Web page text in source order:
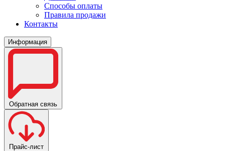
Способы оплаты
Правила продажи
Контакты
Информация
Обратная связь
Прайс-лист